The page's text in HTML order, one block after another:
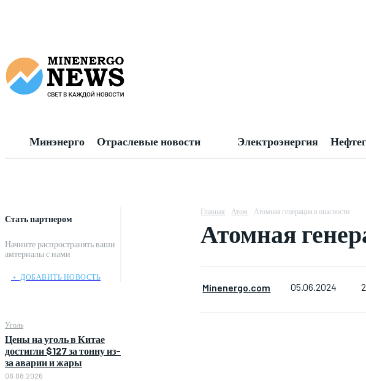
Минэнерго Отраслевые новости Электроэнергия
Стать партнером
Начните распространять ваши
амтериалы с нами
﹢ ДОБАВИТЬ НОВОСТЬ
Уголь
Цены на уголь в Китае
достигли $127 за тонну из-
за аварии и жары
06.08.2026
Главная Атом Атомная генерация в опасности
Атомная
Minenergo.com 05.06.2024